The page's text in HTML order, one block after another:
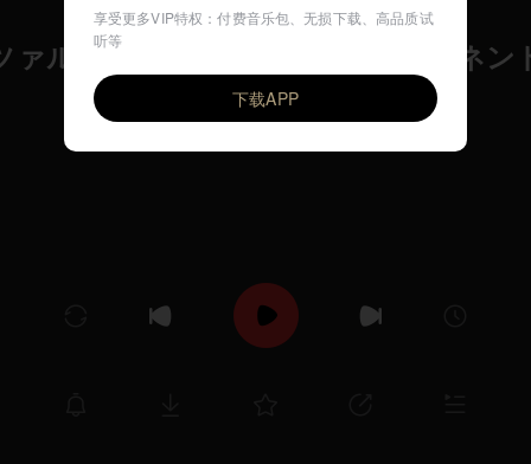
ァルトの子守歌（フリース／タウネン
ROYAL QUARTET
享受更多VIP特权：付费音乐包、无损下载、高品质试
听等
下载APP